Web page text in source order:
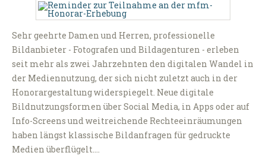
Sehr geehrte Damen und Herren, professionelle
Bildanbieter - Fotografen und Bildagenturen - erleben
seit mehr als zwei Jahrzehnten den digitalen Wandel in
der Mediennutzung, der sich nicht zuletzt auch in der
Honorargestaltung widerspiegelt. Neue digitale
Bildnutzungsformen über Social Media, in Apps oder auf
Info-Screens und weitreichende Rechteeinräumungen
haben längst klassische Bildanfragen für gedruckte
Medien überflügelt.…